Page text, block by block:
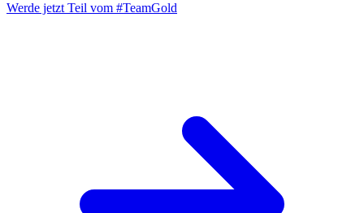
Werde jetzt Teil vom #TeamGold